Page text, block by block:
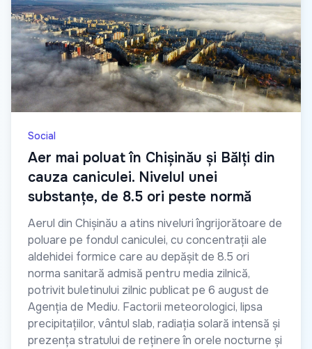
Social
Aer mai poluat în Chișinău și Bălți din
cauza caniculei. Nivelul unei
substanțe, de 8.5 ori peste normă
Aerul din Chișinău a atins niveluri îngrijorătoare de
poluare pe fondul caniculei, cu concentrații ale
aldehidei formice care au depășit de 8.5 ori
norma sanitară admisă pentru media zilnică,
potrivit buletinului zilnic publicat pe 6 august de
Agenția de Mediu. Factorii meteorologici, lipsa
precipitațiilor, vântul slab, radiația solară intensă și
prezența stratului de reținere în orele nocturne și